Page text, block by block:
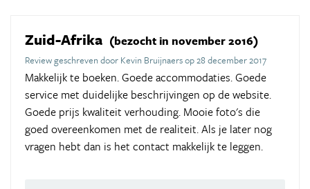
Zuid-Afrika (bezocht in november 2016)
Review geschreven door Kevin Bruijnaers op 28 december 2017
Makkelijk te boeken. Goede accommodaties. Goede
service met duidelijke beschrijvingen op de website.
Goede prijs kwaliteit verhouding. Mooie foto's die
goed overeenkomen met de realiteit. Als je later nog
vragen hebt dan is het contact makkelijk te leggen.